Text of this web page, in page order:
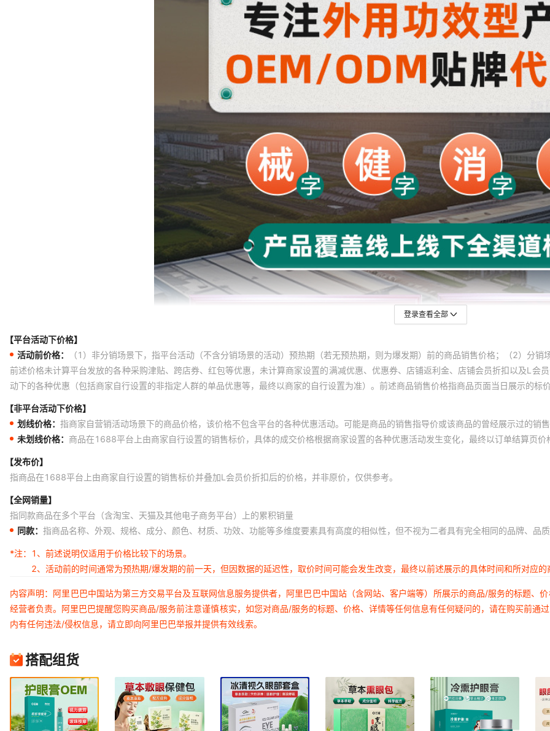
登录查看全部
【平台活动下价格】
活动前价格：
（1）非分销场景下，指平台活动（不含分销场景的活动）预热期（若无预热期，则为爆发期）前的商品销售价格；（2）分
前述价格未计算平台发放的各种采购津贴、跨店券、红包等优惠，未计算商家设置的满减优惠、优惠券、店铺返利金、店铺会员折扣以及L会
动下的各种优惠（包括商家自行设置的非指定人群的单品优惠等，最终以商家的自行设置为准）。前述商品销售价格指商品页面当日展示的
【非平台活动下价格】
划线价格： 指商家自营销活动场景下的商品价格，该价格不包含平台的各种优惠活动。可能是商品的销售指导价或该商品的曾经展示过的销
未划线价格： 商品在1688平台上由商家自行设置的销售标价，具体的成交价格根据商家设置的各种优惠活动发生变化，最终以订单结算页价
【发布价】
指商品在1688平台上由商家自行设置的销售标价并叠加L会员价折扣后的价格，并非原价，仅供参考。
【全网销量】
指同款商品在多个平台（含淘宝、天猫及其他电子商务平台）上的累积销量
同款： 指商品名称、外观、规格、成分、颜色、材质、功效、功能等多维度要素具有高度的相似性，但不视为二者具有完全相同的品牌、品
*注：
1、前述说明仅适用于价格比较下的场景。
2、活动前的时间通常为预热期/爆发期的前一天，但因数据的延迟性，取价时间可能会发生改变，最终以前述展示的具体时间和所对应的
内容声明：阿里巴巴中国站为第三方交易平台及互联网信息服务提供者，阿里巴巴中国站（含网站、客户端等）所展示的商品/服务的标题、
经营者负责。阿里巴巴提醒您购买商品/服务前注意谨慎核实，如您对商品/服务的标题、价格、详情等任何信息有任何疑问的，请在购买前通
内有任何违法/侵权信息，请立即向阿里巴巴举报并提供有效线索。
搭配组货